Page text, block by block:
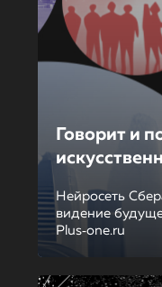
Говорит и
Нейросеть
видение
Plus‑one.ru